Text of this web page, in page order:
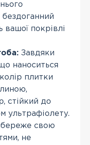
вашої покрівлі
Завдяки
наноситься
плитки
стійкий до
ультрафіолету.
свою
не